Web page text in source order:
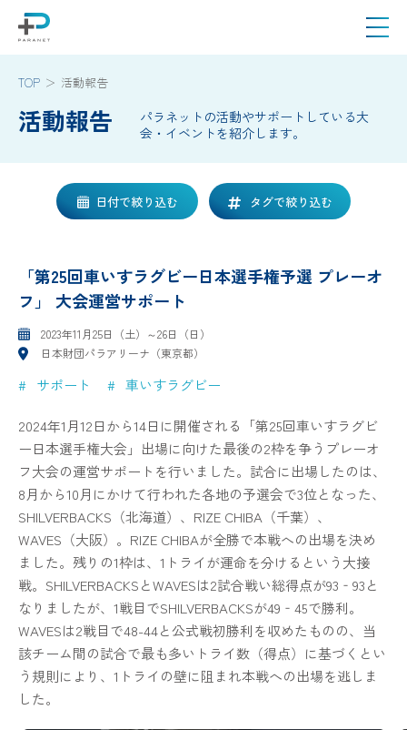
TOP 活動報告
活動報告
パラネットの活動やサポートしている大
会・イベントを紹介します。
日付で絞り込む タグで絞り込む
「第25回車いすラグビー日本選手権予選 プレーオ
フ」 大会運営サポート
2023年11月25日（土）～26日（日）
日本財団パラアリーナ（東京都）
サポート 車いすラグビー
2024年1月12日から14日に開催される「第25回車いすラグビ
ー日本選手権大会」出場に向けた最後の2枠を争うプレーオ
フ大会の運営サポートを行いました。試合に出場したのは、
8月から10月にかけて行われた各地の予選会で3位となった、
SHILVERBACKS（北海道）、RIZE CHIBA（千葉）、
WAVES（大阪）。RIZE CHIBAが全勝で本戦への出場を決め
ました。残りの1枠は、1トライが運命を分けるという大接
戦。SHILVERBACKSとWAVESは2試合戦い総得点が93‐93と
なりましたが、1戦目でSHILVERBACKSが49‐45で勝利。
WAVESは2戦目で48-44と公式戦初勝利を収めたものの、当
該チーム間の試合で最も多いトライ数（得点）に基づくとい
う規則により、1トライの壁に阻まれ本戦への出場を逃しま
した。